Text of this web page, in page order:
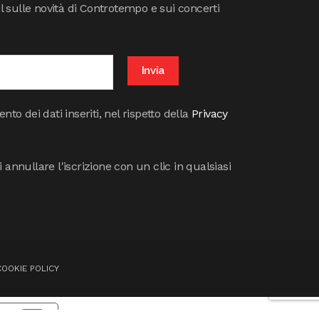
sulle novità di Controtempo e sui concerti
dei dati inseriti, nel rispetto della Privacy
annullare l'iscrizione con un clic in qualsiasi
POLICY